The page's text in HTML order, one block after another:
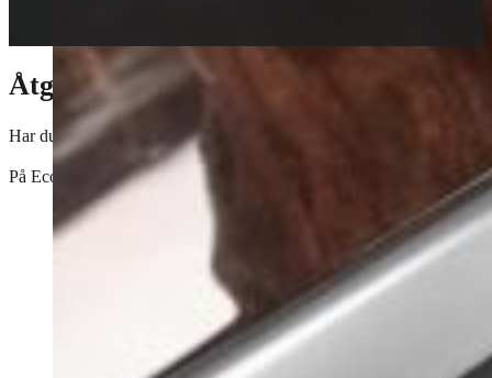
Åtgärda bilens AC-system
Har du varit i en kvav bil på en het sommardag och önskade att din
På Ecoshine ger vi din AC den omsorg den behöver för att återställa